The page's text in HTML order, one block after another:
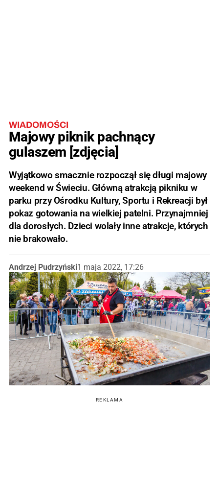
WIADOMOŚCI
Majowy piknik pachnący
gulaszem [zdjęcia]
Wyjątkowo smacznie rozpoczął się długi majowy
weekend w Świeciu. Główną atrakcją pikniku w
parku przy Ośrodku Kultury, Sportu i Rekreacji był
pokaz gotowania na wielkiej patelni. Przynajmniej
dla dorosłych. Dzieci wolały inne atrakcje, których
nie brakowało.
Andrzej Pudrzyński1 maja 2022, 17:26
REKLAMA